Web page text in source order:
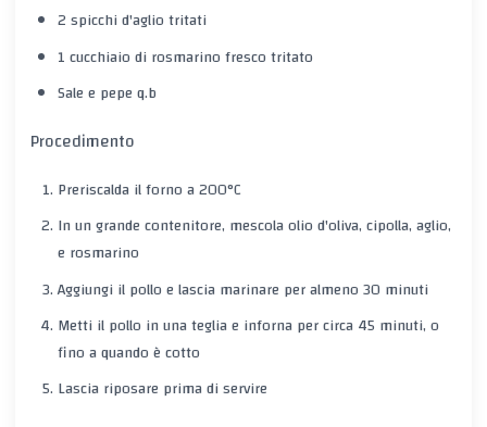
2 spicchi d'aglio tritati
1 cucchiaio di rosmarino fresco tritato
Sale e pepe q.b
Procedimento
Preriscalda il forno a 200°C
In un grande contenitore, mescola olio d'oliva, cipolla, aglio,
e rosmarino
Aggiungi il pollo e lascia marinare per almeno 30 minuti
Metti il pollo in una teglia e inforna per circa 45 minuti, o
fino a quando è cotto
Lascia riposare prima di servire